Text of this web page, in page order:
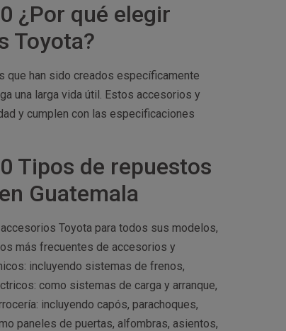
¿Por qué elegir
Toyota?
que han sido creados específicamente
una larga vida útil. Estos accesorios y
y cumplen con las especificaciones
Tipos de repuestos
Guatemala
Toyota para todos sus modelos,
más frecuentes de accesorios y
incluyendo sistemas de frenos,
como sistemas de carga y arranque,
incluyendo capós, parachoques,
paneles de puertas, alfombras, asientos,